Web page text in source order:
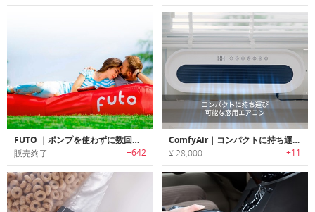
FUTO ｜ポンプを使わずに数回のスイングで空気注入可能なポータブルエアーマットレス「フュートー」
販売終了 +642
ComfyAir｜コンパクトに持ち運び可能な窓用エアコン
¥ 28,000 +11